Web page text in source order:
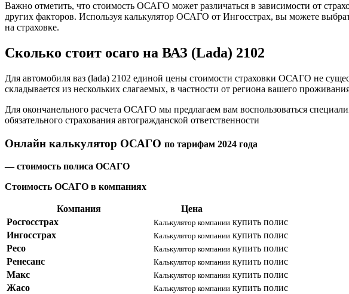
Важно отметить, что стоимость ОСАГО может различаться в зависимости от
других факторов. Используя калькулятор ОСАГО от Ингосстрах, вы можете
на страховке.
Сколько стоит осаго на ВАЗ (Lada) 2102
Для автомобиля ваз (lada) 2102 единой цены стоимости страховки ОСАГО не
складывается из нескольких слагаемых, в частности от региона вашего
Для окончанельного расчета ОСАГО мы предлагаем вам воспользоваться
обязательного страхования автогражданской ответственности
Онлайн калькулятор ОСАГО по тарифам 2024 года
— стоимость полиса ОСАГО
Стоимость ОСАГО в компаниях
Компания
Цена
Росгосстрах
Калькулятор компании купить полис
Ингосстрах
Калькулятор компании купить полис
Ресо
Калькулятор компании купить полис
Ренесанс
Калькулятор компании купить полис
Макс
Калькулятор компании купить полис
Жасо
Калькулятор компании купить полис